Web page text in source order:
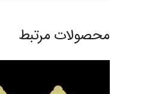
محصولات مرتبط